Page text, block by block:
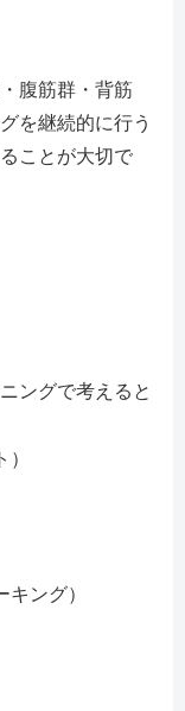
腹筋群・背筋
を継続的に行う
ことが大切で
ングで考えると
ング）